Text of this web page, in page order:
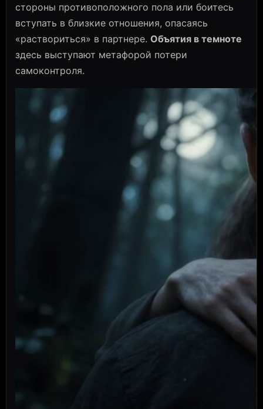
стороны противоположного пола или боитесь
вступать в близкие отношения, опасаясь
«раствориться» в партнере. Объятия в темноте
здесь выступают метафорой потери
самоконтроля.